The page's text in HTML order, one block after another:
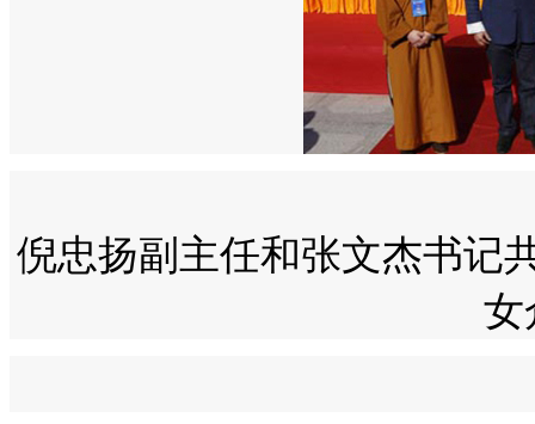
倪忠扬副主任和张文杰书记
女